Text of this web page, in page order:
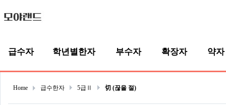
급수자 학년별한자 부수자 확장자 약자
Home 급수한자 5급Ⅱ 切 (끊을 절)